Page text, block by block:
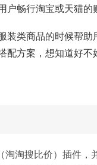
户畅行淘宝或天猫的
装类商品的时候帮
配方案，想知道好不
淘淘搜比价）插件，